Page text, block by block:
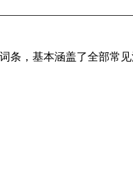
条，基本涵盖了全部常